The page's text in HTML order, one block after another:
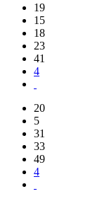
19
15
18
23
41
4
20
5
31
33
49
4